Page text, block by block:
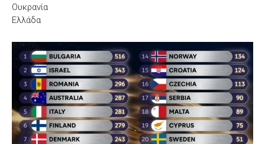
Ουκρανία
Ελλάδα